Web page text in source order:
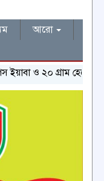
আরো
হেরোইনসহ একজন